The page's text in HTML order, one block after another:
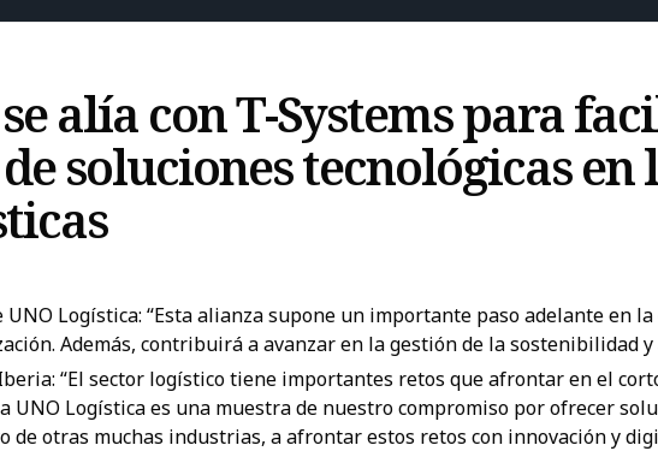
alía con T-Systems para
soluciones tecnológicas en
UNO Logística: “Esta alianza supone un importante paso adelante en
Además, contribuirá a avanzar en la gestión de la sostenibilidad
Iberia: “El sector logístico tiene importantes retos que afrontar en el
UNO Logística es una muestra de nuestro compromiso por ofrecer
de otras muchas industrias, a afrontar estos retos con innovación y